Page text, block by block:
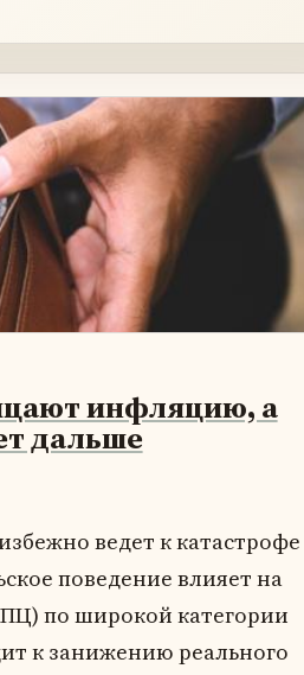
инфляцию, а
дальше
ведет к катастрофе
поведение влияет на
по широкой категории
к занижению реального